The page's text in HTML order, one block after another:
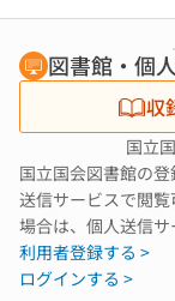
図書館・個
収
国立
国立国会図書館の
送信サービスで閲
場合は、個人送信サ
利用者登録する >
ログインする >